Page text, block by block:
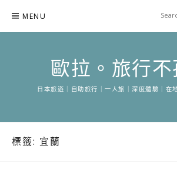
content
MENU
歐拉。旅行不
日本旅遊｜自助旅行｜一人旅｜深度體驗｜在
標籤: 宜蘭